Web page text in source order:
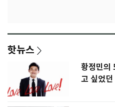
핫뉴스
황정민의
고 싶었